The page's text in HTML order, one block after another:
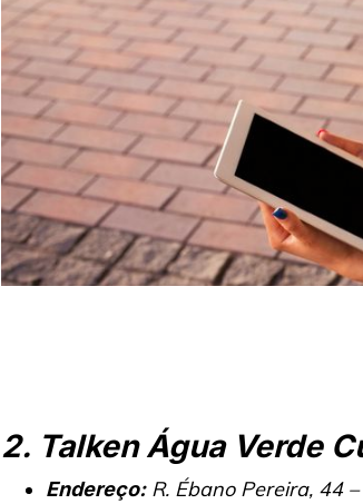
2. Talken Água Verde
Endereço:R. Ébano Pereira, 44